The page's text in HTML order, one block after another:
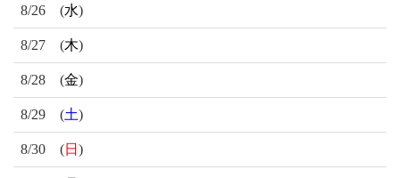
8/26 (水)
8/27 (木)
8/28 (金)
8/29 (土)
8/30 (日 )